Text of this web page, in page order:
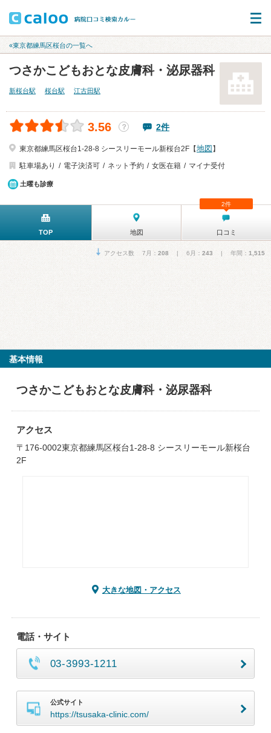
«東京都練馬区桜台の一覧へ
つさかこどもおとな皮膚科・泌尿器科
新桜台駅 桜台駅 江古田駅
3.56 ？ 2件
東京都練馬区桜台1-28-8 シースリーモール新桜台2F【地図 】
駐車場あり
電子決済可 ネット予約 女医在籍 マイナ受付
土曜も診療
TOP 地図 口コミ
2件
アクセス数 7月： 208 | 6月： 243 | 年間： 1,515
基本情報
つさかこどもおとな皮膚科・泌尿器科
アクセス
〒176-0002東京都練馬区桜台1-28-8 シースリーモール新桜台
2F
大きな地図・アクセス
電話・サイト
03-3993-1211
公式サイト
https://tsusaka-clinic.com/